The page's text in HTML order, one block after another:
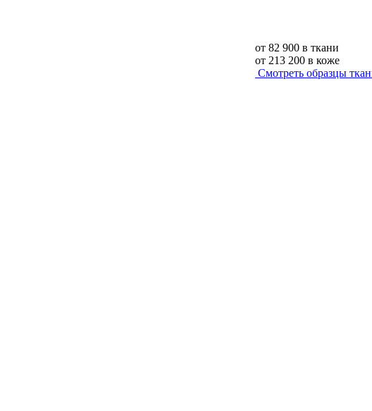
от 82 900 в ткани
от 213 200 в коже
Смотреть образцы